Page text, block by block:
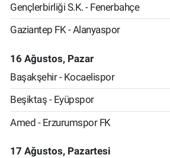
Gençlerbirliği S.K. - Fenerbahçe
Gaziantep FK - Alanyaspor
16 Ağustos, Pazar
Başakşehir - Kocaelispor
Beşiktaş - Eyüpspor
Amed - Erzurumspor FK
17 Ağustos, Pazartesi